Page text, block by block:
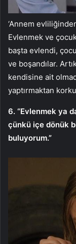
‘Annem
Evlenmek ve
başta evlendi,
ve boşandılar.
kendisine ait
yaptırmaktan
6. “Evlenmek ya
çünkü içe dönük
buluyorum.”